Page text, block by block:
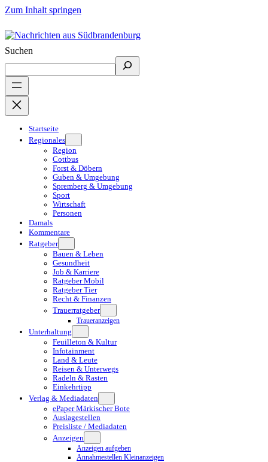
Zum Inhalt springen
Suchen
Startseite
Regionales
Region
Cottbus
Forst & Döbern
Guben & Umgebung
Spremberg & Umgebung
Sport
Wirtschaft
Personen
Damals
Kommentare
Ratgeber
Bauen & Leben
Gesundheit
Job & Karriere
Ratgeber Mobil
Ratgeber Tier
Recht & Finanzen
Trauerratgeber
Traueranzeigen
Unterhaltung
Feuilleton & Kultur
Infotainment
Land & Leute
Reisen & Unterwegs
Radeln & Rasten
Einkehrtipp
Verlag & Mediadaten
ePaper Märkischer Bote
Auslagestellen
Preisliste / Mediadaten
Anzeigen
Anzeigen aufgeben
Annahmestellen Kleinanzeigen